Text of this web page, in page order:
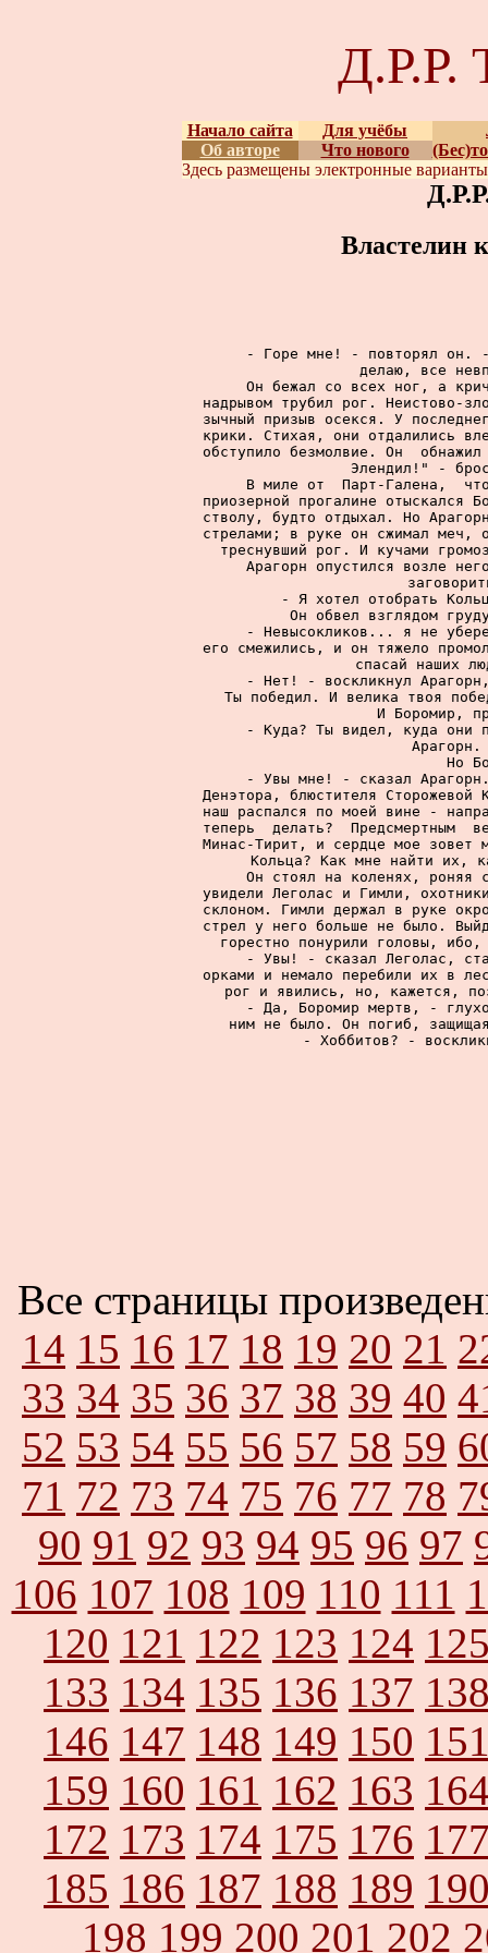
Начало сайта Для учёбы
Об авторе
Что нового
Здесь размещены электронные
Властелин
- Горе мне! - повторял он.
делаю, все
Он бежал со всех ног, а
надрывом трубил рог. Неистово-
зычный призыв осекся. У
крики. Стихая, они отдалились
обступило безмолвие. Он
Элендил!" -
В миле от  Парт-Галена,
приозерной прогалине отыскался
стволу, будто отдыхал. Но
стрелами; в руке он сжимал меч,
треснувший рог. И кучами
Арагорн опустился возле
- Я хотел отобрать
Он обвел взглядом
- Невысокликов... я не
его смежились, и он тяжело
спасай наших
- Нет! - воскликнул
Ты победил. И велика твоя
И Боромир,
- Куда? Ты видел, куда они
Но
- Увы мне! - сказал
Денэтора, блюстителя
наш распался по моей вине -
теперь  делать?  Предсмертным
Минас-Тирит, и сердце мое зовет
Кольца? Как мне найти их,
Он стоял на коленях, роняя
увидели Леголас и Гимли,
склоном. Гимли держал в руке
стрел у него больше не было.
горестно понурили головы,
- Увы! - сказал Леголас,
орками и немало перебили их в
рог и явились, но, кажется,
- Да, Боромир мертв, -
ним не было. Он погиб,
- Хоббитов? -
Все страницы
14 15 16 17 18 19 20 21
33 34 35 36 37 38 39 40
52 53 54 55 56 57 58 59
71 72 73 74 75 76 77 78
90 91 92 93 94 95 96 97
106 107 108 109 110 111
120 121 122 123 124
133 134 135 136 137
146 147 148 149 150
159 160 161 162 163
172 173 174 175 176
185 186 187 188 189
198 199 200 201 202